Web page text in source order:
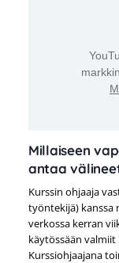
Millaiseen
antaa
Kurssin ohjaaja
työntekijä) kanssa
verkossa kerran
käytössään
Kurssiohjaajana